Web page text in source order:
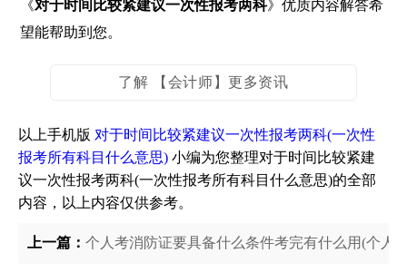
《对于时间比较紧建议一次性报考两科》优质内容解答希
望能帮助到您。
了解 【会计师】更多资讯
以上手机版 对于时间比较紧建议一次性报考两科(一次性
报考所有科目什么意思) 小编为您整理对于时间比较紧建
议一次性报考两科(一次性报考所有科目什么意思)的全部
内容，以上内容仅供参考。
上一篇： 个人考消防证要具备什么条件考完有什么用(个人